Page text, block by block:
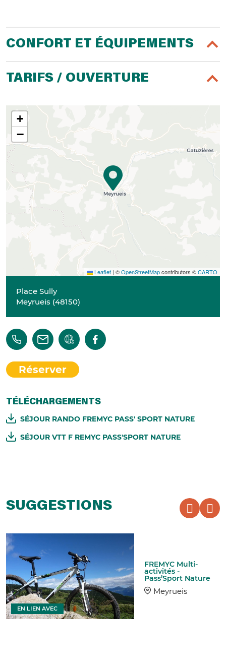
CONFORT ET ÉQUIPEMENTS
TARIFS / OUVERTURE
+
−
Leaflet | ©OpenStreetMapcontributors ©CARTO
Place Sully
Meyrueis (48150)
Réserver
TÉLÉCHARGEMENTS
SÉJOUR RANDO FREMYC PASS' SPORT NATURE
SÉJOUR VTT F REMYC PASS'SPORT NATURE
SUGGESTIONS
FREMYC Multi-
activités -
Pass’Sport Nature
Meyrueis
EN LIEN AVEC